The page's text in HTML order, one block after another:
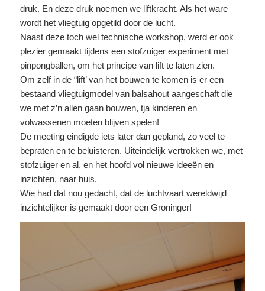
druk. En deze druk noemen we liftkracht. Als het ware
wordt het vliegtuig opgetild door de lucht.
Naast deze toch wel technische workshop, werd er ook
plezier gemaakt tijdens een stofzuiger experiment met
pinpongballen, om het principe van lift te laten zien.
Om zelf in de “lift’ van het bouwen te komen is er een
bestaand vliegtuigmodel van balsahout aangeschaft die
we met z’n allen gaan bouwen, tja kinderen en
volwassenen moeten blijven spelen!
De meeting eindigde iets later dan gepland, zo veel te
bepraten en te beluisteren. Uiteindelijk vertrokken we, met
stofzuiger en al, en het hoofd vol nieuwe ideeën en
inzichten, naar huis.
Wie had dat nou gedacht, dat de luchtvaart wereldwijd
inzichtelijker is gemaakt door een Groninger!